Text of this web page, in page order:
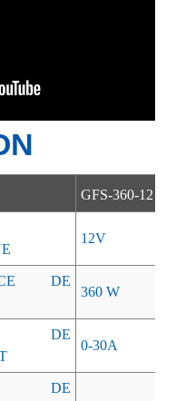
GFS-360-12
12V
DE
360 W
DE
0-30A
DE